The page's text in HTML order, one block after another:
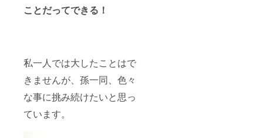
ことだってできる！
私一人では大したことはで
きませんが、孫一同、色々
な事に挑み続けたいと思っ
ています。